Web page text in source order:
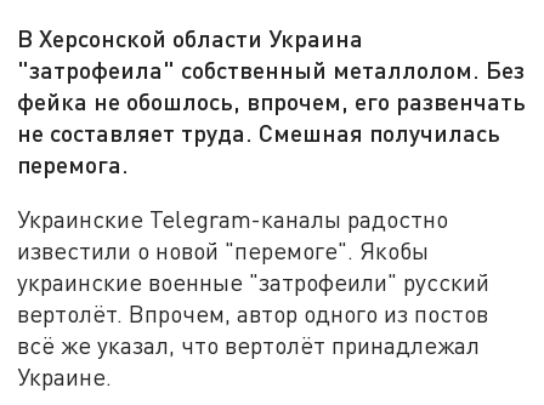
В Херсонской области Украина
"затрофеила" собственный металлолом. Без
фейка не обошлось, впрочем, его развенчать
не составляет труда. Смешная получилась
перемога.
Украинские Telegram-каналы радостно
известили о новой "перемоге". Якобы
украинские военные "затрофеили" русский
вертолёт. Впрочем, автор одного из постов
всё же указал, что вертолёт принадлежал
Украине.